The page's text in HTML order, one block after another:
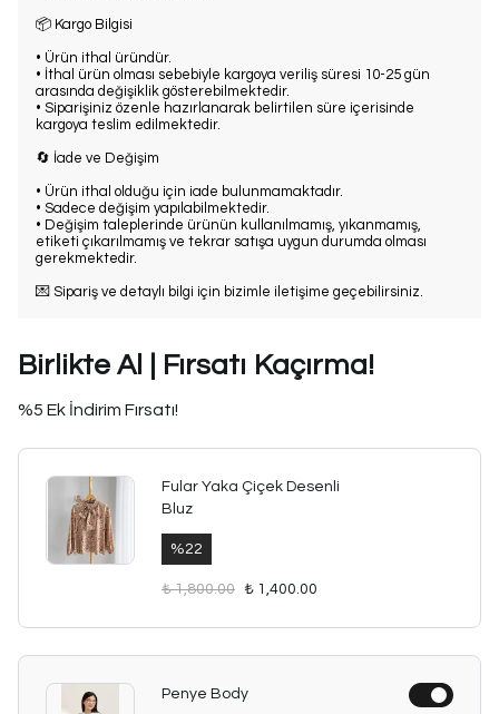
📦 Kargo Bilgisi
• Ürün ithal üründür.
• İthal ürün olması sebebiyle kargoya veriliş süresi 10-25 gün
arasında değişiklik gösterebilmektedir.
• Siparişiniz özenle hazırlanarak belirtilen süre içerisinde
kargoya teslim edilmektedir.
🔄 İade ve Değişim
• Ürün ithal olduğu için iade bulunmamaktadır.
• Sadece değişim yapılabilmektedir.
• Değişim taleplerinde ürünün kullanılmamış, yıkanmamış,
etiketi çıkarılmamış ve tekrar satışa uygun durumda olması
gerekmektedir.
💌 Sipariş ve detaylı bilgi için bizimle iletişime geçebilirsiniz.
Birlikte Al | Fırsatı Kaçırma!
%5 Ek İndirim Fırsatı!
Fular Yaka Çiçek Desenli
Bluz
%22
₺ 1,800.00 ₺ 1,400.00
Penye Body